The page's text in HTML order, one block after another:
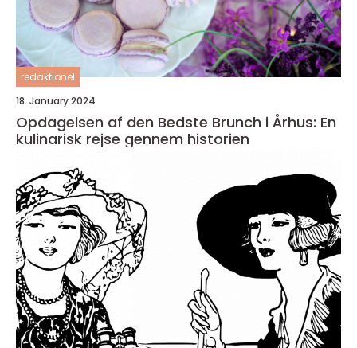
redaktionel
18. January 2024
Opdagelsen af den Bedste Brunch i Århus: En
kulinarisk rejse gennem historien